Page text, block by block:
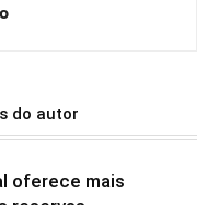
do autor
oferece mais